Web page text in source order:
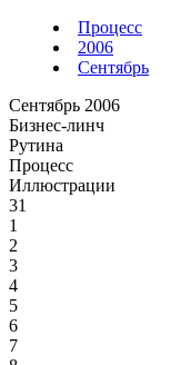
Процесс
2006
Сентябрь
Сентябрь 2006
Бизнес-линч
Рутина
Процесс
Иллюстрации
31
1
2
3
4
5
6
7